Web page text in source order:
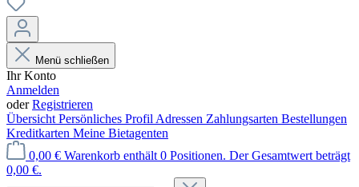
Menü schließen
Ihr Konto
Anmelden
oderRegistrieren
Übersicht Persönliches Profil Adressen Zahlungsarten Bestellungen
Kreditkarten Meine Bietagenten
0,00 € Warenkorb enthält 0 Positionen. Der Gesamtwert beträgt
0,00 €.